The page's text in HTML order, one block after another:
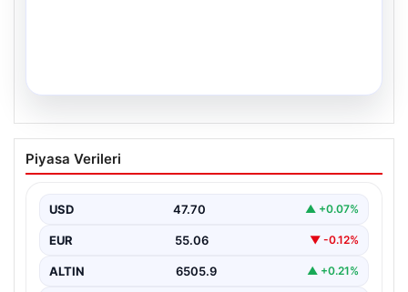
34 Yıllık Hasretin Ardından Gelen
Büyük Mutluluk: İkiz Kızlarıyla Anıtkabir
Adıyaman'da hayatlarını sürdüren Abuzer ve Zeynep
Piyasa Verileri
USD 47.70 ▲ +0.07%
EUR 55.06 ▼ -0.12%
ALTIN 6505.9 ▲ +0.21%